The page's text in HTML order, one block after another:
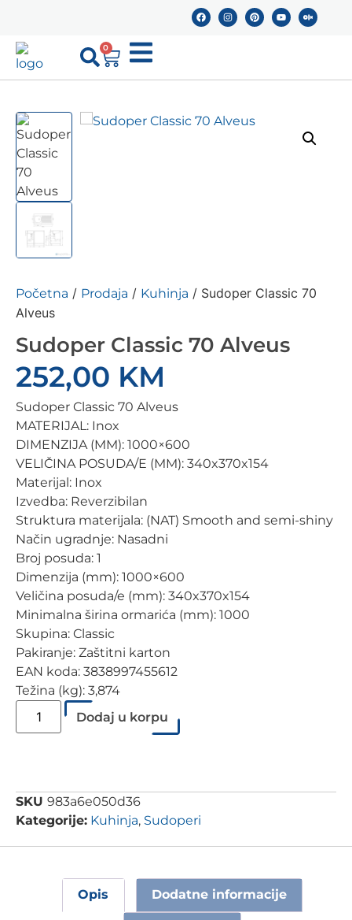
0
Početna / Prodaja / Kuhinja / Sudoper Classic 70
Alveus
Sudoper Classic 70 Alveus
252,00 KM
Sudoper Classic 70 Alveus
MATERIJAL: Inox
DIMENZIJA (MM): 1000×600
VELIČINA POSUDA/E (MM): 340x370x154
Materijal: Inox
Izvedba: Reverzibilan
Struktura materijala: (NAT) Smooth and semi-shiny
Način ugradnje: Nasadni
Broj posuda: 1
Dimenzija (mm): 1000×600
Veličina posuda/e (mm): 340x370x154
Minimalna širina ormarića (mm): 1000
Skupina: Classic
Pakiranje: Zaštitni karton
EAN koda: 3838997455612
Težina (kg): 3,874
Dodaj u korpu
SKU 983a6e050d36
Kategorije: Kuhinja, Sudoperi
Opis Dodatne informacije